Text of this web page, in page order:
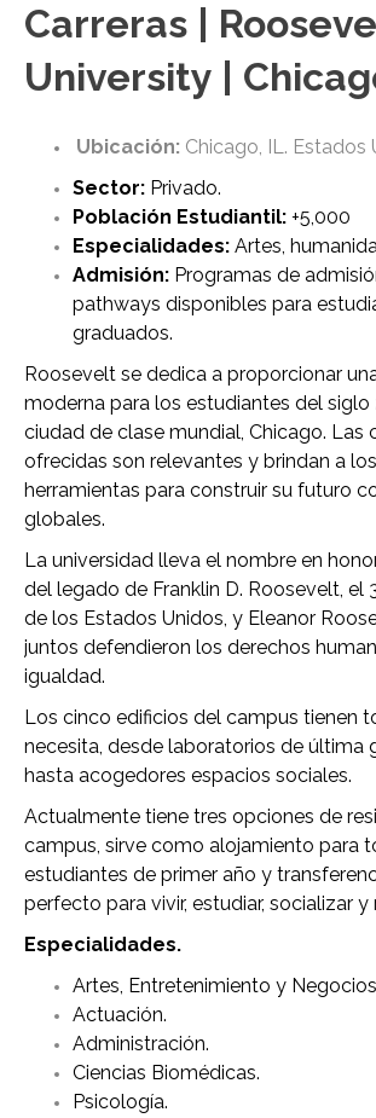
Carreras |
University |
Ubicación: Chicago, IL. Estados
Sector: Privado.
Población Estudiantil: +5,000
Especialidades: Artes,
Admisión: Programas de
pathways disponibles para
graduados.
Roosevelt se dedica a proporcionar
moderna para los estudiantes del siglo
ciudad de clase mundial, Chicago. Las
ofrecidas son relevantes y brindan a
herramientas para construir su futuro
globales.
La universidad lleva el nombre en
del legado de Franklin D. Roosevelt, el
de los Estados Unidos, y Eleanor
juntos defendieron los derechos
igualdad.
Los cinco edificios del campus tienen
necesita, desde laboratorios de última
hasta acogedores espacios sociales.
Actualmente tiene tres opciones de
campus, sirve como alojamiento para
estudiantes de primer año y
perfecto para vivir, estudiar, socializar y
Especialidades.
Artes, Entretenimiento y
Actuación.
Administración.
Ciencias Biomédicas.
Psicología.